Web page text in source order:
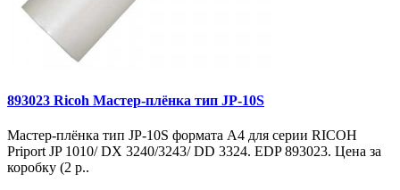
893023 Ricoh Мастер-плёнка тип JP-10S
Мастер-плёнка тип JP-10S формата A4 для серии RICOH
Priport JP 1010/ DX 3240/3243/ DD 3324. EDP 893023. Цена за
коробку (2 р..